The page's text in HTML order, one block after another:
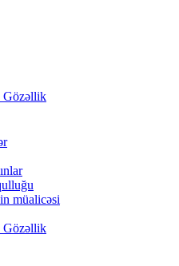
Gözəllik
müalicəsi
Gözəllik